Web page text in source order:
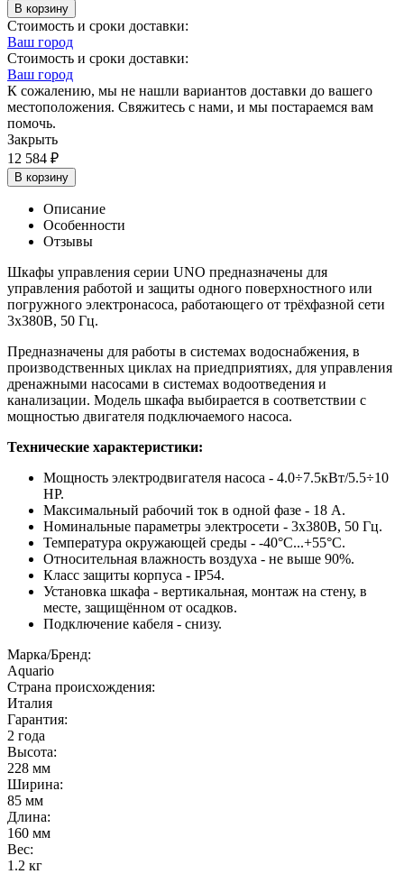
В корзину
Стоимость и сроки доставки:
Ваш город
Стоимость и сроки доставки:
Ваш город
К сожалению, мы не нашли вариантов доставки до вашего
местоположения. Свяжитесь с нами, и мы постараемся вам
помочь.
Закрыть
12 584 ₽
В корзину
Описание
Особенности
Отзывы
Шкафы управления серии UNO предназначены для
управления работой и защиты одного поверхностного или
погружного электронасоса, работающего от трёхфазной сети
3х380В, 50 Гц.
Предназначены для работы в системах водоснабжения, в
производственных циклах на приедприятиях, для управления
дренажными насосами в системах водоотведения и
канализации. Модель шкафа выбирается в соответствии с
мощностью двигателя подключаемого насоса.
Технические характеристики:
Мощность электродвигателя насоса - 4.0÷7.5кВт/5.5÷10
НР.
Максимальный рабочий ток в одной фазе - 18 А.
Номинальные параметры электросети - 3х380В, 50 Гц.
Температура окружающей среды - -40°С...+55°С.
Относительная влажность воздуха - не выше 90%.
Класс защиты корпуса - IP54.
Установка шкафа - вертикальная, монтаж на стену, в
месте, защищённом от осадков.
Подключение кабеля - снизу.
Марка/Бренд:
Aquario
Страна происхождения:
Италия
Гарантия:
2 года
Высота:
228 мм
Ширина:
85 мм
Длина:
160 мм
Вес:
1.2 кг